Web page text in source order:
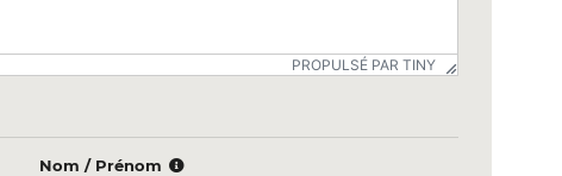
PROPULSÉ PAR TINY
Nom / Prénom